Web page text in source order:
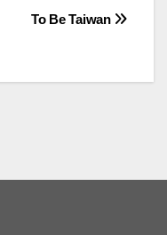
To Be Taiwan